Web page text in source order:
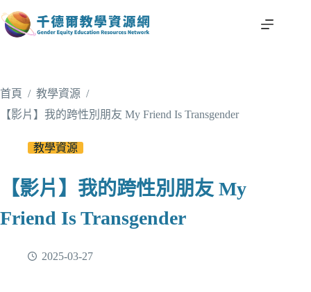
首頁 / 教學資源 /
【影片】我的跨性別朋友 My Friend Is Transgender
教學資源
【影片】我的跨性別朋友 My
Friend Is Transgender
2025-03-27